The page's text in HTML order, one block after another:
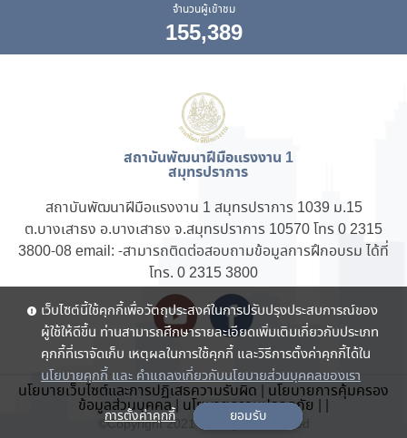
จำนวนผู้เข้าชม
155,389
สถาบันพัฒนาฝีมือแรงงาน 1
สมุทรปราการ
สถาบันพัฒนาฝีมือแรงงาน 1 สมุทรปราการ 1039 ม.15
ต.บางเสาธง อ.บางเสาธง จ.สมุทรปราการ 10570 โทร 0 2315
3800-08 email: -สามารถติดต่อสอบถามข้อมูลการฝึกอบรม ได้ที่
โทร. 0 2315 3800
นโยบายเว็บไซต์และการปฏิเสธความรับผิด | นโยบายการคุ้มครอง
ข้อมูลส่วนบุคคล| นโยบายความปลอดภัย | |
©Copyright 2021 . All rights reserved
เว็บไซต์นี้ใช้คุกกี้เพื่อวัตถุประสงค์ในการปรับปรุงประสบการณ์ของ
ผู้ใช้ให้ดีขึ้น ท่านสามารถศึกษารายละเอียดเพิ่มเติมเกี่ยวกับประเภท
คุกกี้ที่เราจัดเก็บ เหตุผลในการใช้คุกกี้ และวิธีการตั้งค่าคุกกี้ได้ใน
นโยบายคุกกี้ และ คำแถลงเกี่ยวกับนโยบายส่วนบุคคลของเรา
การตั้งค่าคุกกี้ ยอมรับ